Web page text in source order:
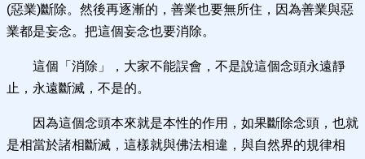
(惡業)斷除。然後再逐漸的，善業也要無所住，因為善業與惡
業都是妄念。把這個妄念也要消除。
這個「消除」，大家不能誤會，不是說這個念頭永遠靜
止，永遠斷滅，不是的。
因為這個念頭本來就是本性的作用，如果斷除念頭，也就
是相當於諸相斷滅，這樣就與佛法相違，與自然界的規律相